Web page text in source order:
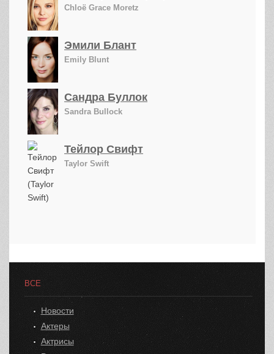
Chloë Grace Moretz
Эмили Блант
Emily Blunt
Сандра Буллок
Sandra Bullock
Тейлор Свифт
Taylor Swift
ВСЕ
Новости
Актеры
Актрисы